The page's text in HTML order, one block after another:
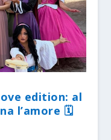
edition: al
l’amore 🗓